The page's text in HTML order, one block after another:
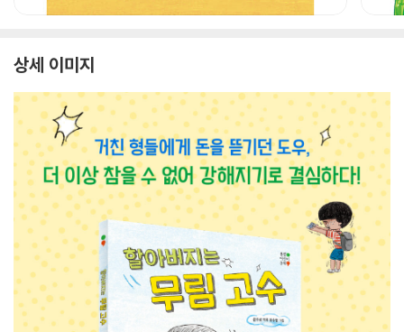
상세 이미지